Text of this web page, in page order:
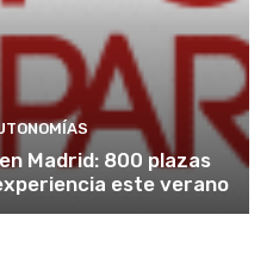
Madrid: 800 plazas
este verano